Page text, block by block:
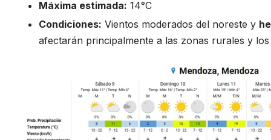
Máxima estimada: 14°C
Condiciones: Vientos moderados del noreste y
afectarán principalmente a las zonas rurales y